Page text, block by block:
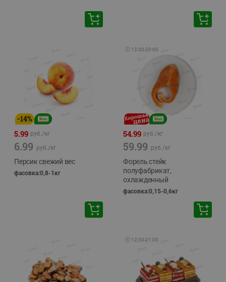
-14%
5.99 руб./кг
6.99 руб./кг
Персик свежий вес
фасовка:0,8-1кг
🕘 12:00-20:00
54.99 руб./кг
59.99 руб./кг
Форель стейк
полуфабрикат,
охлажденный
фасовка:0,15-0,6кг
🕘 12:00-21:00